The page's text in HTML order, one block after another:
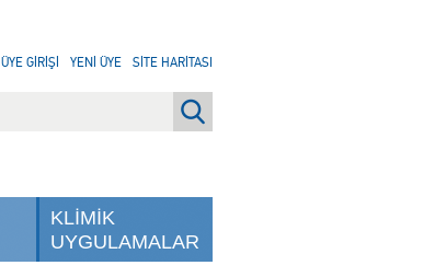
KLİMİK
UYGULAMALAR
ÜYE GİRİŞİ YENİ ÜYE SİTE HARİTASI